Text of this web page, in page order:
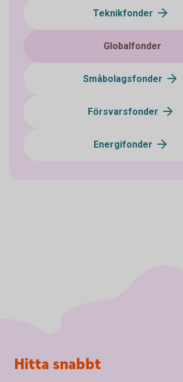
Teknikfonder
Globalfonder
Småbolagsfonder
Försvarsfonder
Energifonder
Sidfot
Hitta snabbt